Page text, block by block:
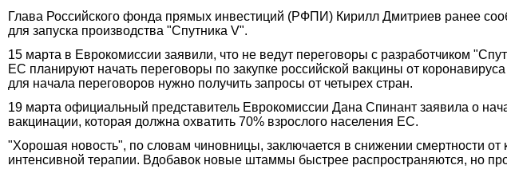
Глава Российского фонда прямых инвестиций (РФПИ) Кирилл Дмитриев ранее
для запуска производства "Спутника V".
15 марта в Еврокомиссии заявили, что не ведут переговоры с разработчиком
ЕС планируют начать переговоры по закупке российской вакцины от
для начала переговоров нужно получить запросы от четырех стран.
19 марта официальный представитель Еврокомиссии Дана Спинант заявила о
вакцинации, которая должна охватить 70% взрослого населения ЕС.
"Хорошая новость", по словам чиновницы, заключается в снижении смертности
интенсивной терапии. Вдобавок новые штаммы быстрее распространяются, но